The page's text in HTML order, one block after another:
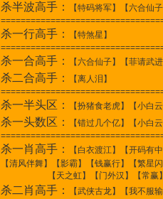
杀半波高手：
【特码将军】【六合仙
杀一行高手：
【特煞星】
杀一合高手： 【六合仙子】【菲请武
杀二合高手：
【离人泪】
杀一半头区： 【扮猪食老虎】【小白
杀一头数区：
【错过几个亿】【小白
杀一肖高手：
【白衣渡江】【开码有
【清风伴舞】【影霸】【钱赢行】【繁星
【天之虹】【门外汉】【常赢】
杀二肖高手：
【武侠古龙】【我不服